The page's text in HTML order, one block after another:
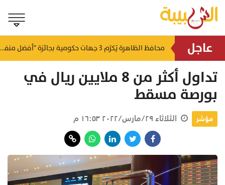
عاجل
منذ ١٠ ساعات منذ ١٠ ساعات محافظ الظاهرة يُكرّم 3 جهات حكومية بجائزة "أفضل منفذ تقديم خدمة" لعام 2025
تداول أكثر من 8 ملايين ريال في
بورصة مسقط
مؤشر الثلاثاء ٢٩/مارس/٢٠٢٢ ١٦:٥٣ م